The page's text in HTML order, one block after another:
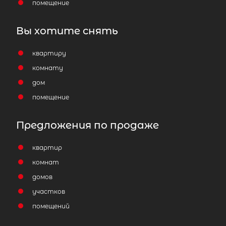
помещение
Вы хотите снять
квартиру
комнату
дом
помещение
Предложения по продаже
квартир
комнат
домов
участков
помещений